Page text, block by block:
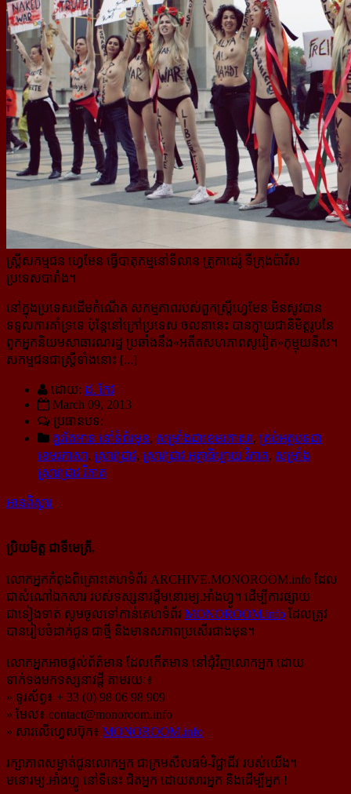
ស្ត្រីសកម្មជន ហ្វេមែន ធ្វើបាតុកម្មនៅទីលាន ត្រូកាដេរ៉ូ ទីក្រុងប៉ារីស
ប្រទេសបារាំង។
នៅក្នុងប្រទេសដើមកំណើត សកម្មភាពរបស់ពួកស្ត្រីហ្វេមែន មិនសូវបាន
ទទួលការគាំទ្រទេ ប៉ុន្តែនៅក្រៅប្រទេស ចលនានេះ បានក្លាយជានិមិត្តរូបនៃ
ពួកអ្នកនិយមសាធារណរដ្ឋ ប្រឆាំងនឹង«អតីតសហភាពសូវៀត»កុម្មុយនីស។
សកម្មជនជាស្ត្រីទាំងនោះ [...]
ដោយ: ដ. កែវ
March 09, 2013
ប្រធានបទ:
គួរតែអាន នៅទំព័រមុខ, សម្រាំងជាខេមរភាសា, គ្រប់អត្ថបទជា
ខេមរភាសា, ស្រាវជ្រាវ, ស្រាវជ្រាវ អត្ថាធិប្បាយ វិភាគ, សម្រាំង
ស្រាវជ្រាវ វិភាគ
អានពិស្ដារ
ប្រិយមិត្ត ជាទីមេត្រី,
លោកអ្នកកំពុងពិគ្រោះគេហទំព័រ ARCHIVE.MONOROOM.info ដែល
ជាសំណៅឯកសារ របស់ទស្សនាវដ្ដីមនោរម្យ.អាំងហ្វូ។ ដើម្បីការផ្សាយ
ជាទៀងទាត់ សូមចូលទៅកាន់​គេហទំព័រ MONOROOM.info ដែលត្រូវ
បានរៀបចំដាក់ជូន ជាថ្មី និងមានសភាពប្រសើរជាងមុន។
លោកអ្នកអាចផ្ដល់ព័ត៌មាន ដែលកើតមាន នៅជុំវិញលោកអ្នក ដោយ
ទាក់ទងមកទស្សនាវដ្ដី តាមរយៈ៖
» ទូរស័ព្ទ៖ + 33 (0) 98 06 98 909
» មែល៖ contact@monoroom.info
» សារលើហ្វេសប៊ុក៖ MONOROOM.info
រក្សាភាពសម្ងាត់ជូនលោកអ្នក ជាក្រមសីលធម៌-​វិជ្ជាជីវៈ​របស់យើង។
មនោរម្យ.អាំងហ្វូ នៅទីនេះ ជិតអ្នក ដោយសារអ្នក និងដើម្បីអ្នក !